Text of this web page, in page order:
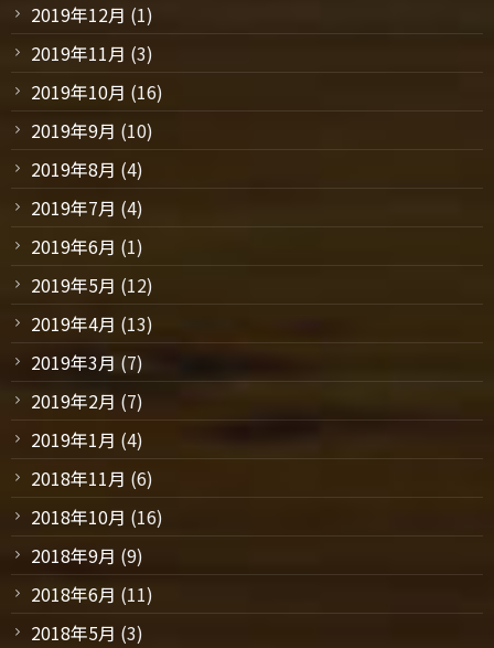
2019年12月 (1)
2019年11月 (3)
2019年10月 (16)
2019年9月 (10)
2019年8月 (4)
2019年7月 (4)
2019年6月 (1)
2019年5月 (12)
2019年4月 (13)
2019年3月 (7)
2019年2月 (7)
2019年1月 (4)
2018年11月 (6)
2018年10月 (16)
2018年9月 (9)
2018年6月 (11)
2018年5月 (3)